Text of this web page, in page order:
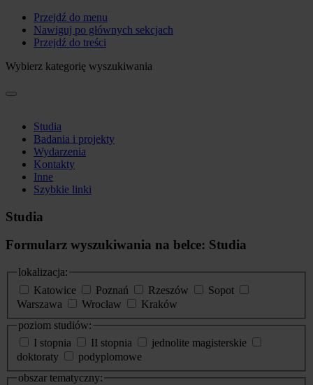
Przejdź do menu
Nawiguj po głównych sekcjach
Przejdź do treści
Wybierz kategorię wyszukiwania
Studia
Badania i projekty
Wydarzenia
Kontakty
Inne
Szybkie linki
Studia
Formularz wyszukiwania na belce: Studia
lokalizacja:
Katowice
Poznań Rzeszów
Sopot
Warszawa
Wrocław
Kraków
poziom studiów:
I stopnia
II stopnia
jednolite magisterskie
doktoraty
podyplomowe
obszar tematyczny: